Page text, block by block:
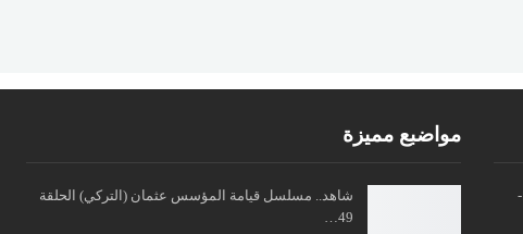
أسعار العملات الأجنبية أمام الجنيه اليوم الأربعاء 21-1-
مواضبع مميزة
شاهد.. مسلسل قيامة المؤسس عثمان (التركي) الحلقة
49…